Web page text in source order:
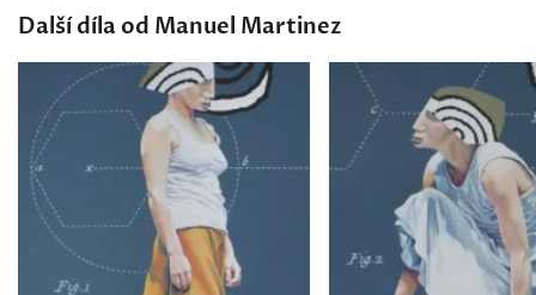
Další díla od Manuel Martinez